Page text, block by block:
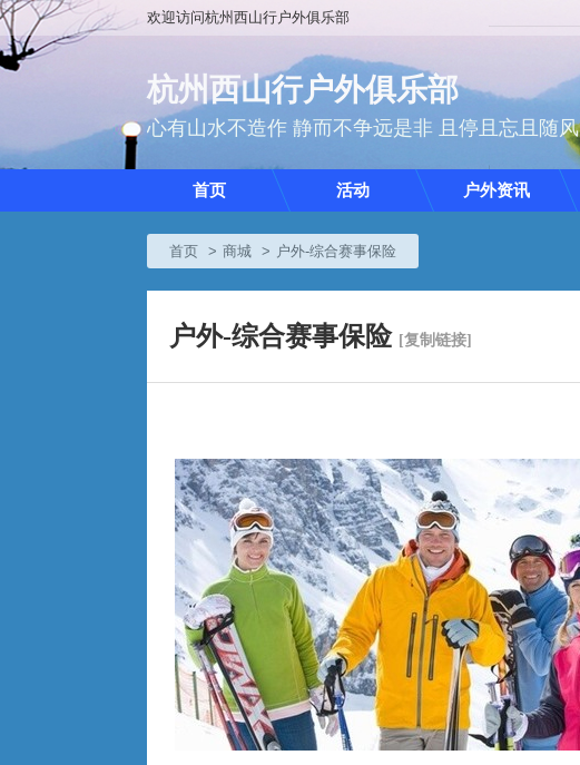
欢迎访问杭州西山行户外俱乐部
杭州西山行户外俱乐部
心有山水不造作 静而不争远是非 且停且忘且随风
首页 活动 户外资讯
首页 商城 户外-综合赛事保险
户外-综合赛事保险 [复制链接]